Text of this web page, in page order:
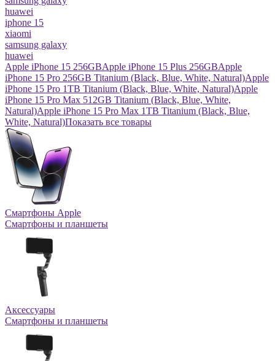
huawei
iphone 15
xiaomi
samsung galaxy
huawei
Apple iPhone 15 256GBApple iPhone 15 Plus 256GBApple
iPhone 15 Pro 256GB Titanium (Black, Blue, White, Natural)Apple
iPhone 15 Pro 1TB Titanium (Black, Blue, White, Natural)Apple
iPhone 15 Pro Max 512GB Titanium (Black, Blue, White,
Natural)Apple iPhone 15 Pro Max 1TB Titanium (Black, Blue,
White, Natural)Показать все товары
Смартфоны Apple
Смартфоны и планшеты
Аксессуары
Смартфоны и планшеты